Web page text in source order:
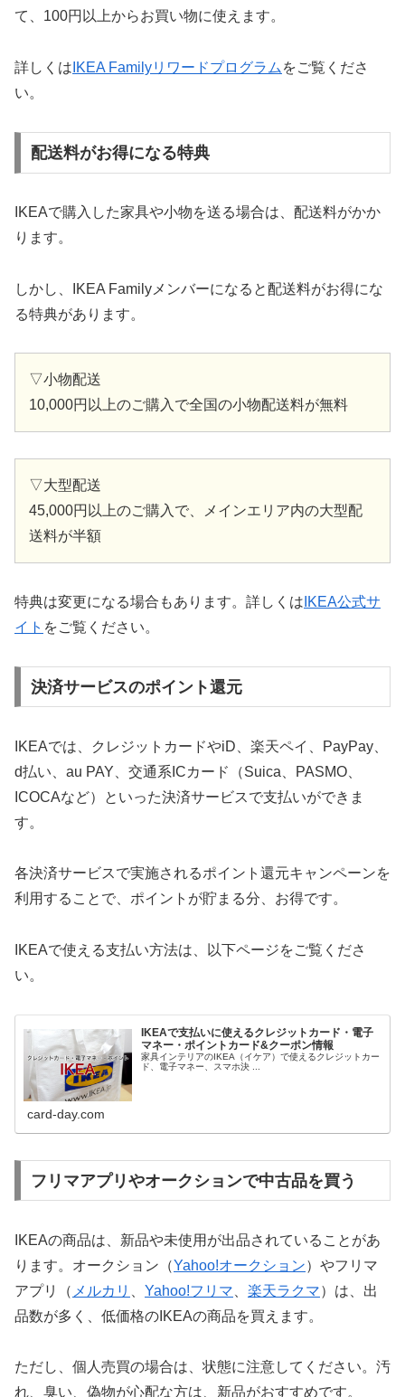
て、100円以上からお買い物に使えます。
詳しくは IKEA Familyリワードプログラム をご覧くださ
い。
配送料がお得になる特典
IKEAで購入した家具や小物を送る場合は、配送料がかか
ります。
しかし、IKEA Familyメンバーになると配送料がお得にな
る特典があります。
▽小物配送
10,000円以上のご購入で全国の小物配送料が無料
▽大型配送
45,000円以上のご購入で、メインエリア内の大型配
送料が半額
特典は変更になる場合もあります。詳しくは IKEA公式サ
イト をご覧ください。
決済サービスのポイント還元
IKEAでは、クレジットカードやiD、楽天ペイ、PayPay、
d払い、au PAY、交通系ICカード（Suica、PASMO、
ICOCAなど）といった決済サービスで支払いができま
す。
各決済サービスで実施されるポイント還元キャンペーンを
利用することで、ポイントが貯まる分、お得です。
IKEAで使える支払い方法は、以下ページをご覧くださ
い。
IKEAで支払いに使えるクレジットカード・電子
マネー・ポイントカード&クーポン情報
家具インテリアのIKEA（イケア）で使えるクレジットカー
ド、電子マネー、スマホ決 ...
card-day.com
フリマアプリやオークションで中古品を買う
IKEAの商品は、新品や未使用が出品されていることがあ
ります。オークション（Yahoo!オークション）やフリマ
アプリ（ メルカリ Yahoo!フリマ 楽天ラクマ）は、出
品数が多く、低価格のIKEAの商品を買えます。
ただし、個人売買の場合は、状態に注意してください。汚
れ、臭い、偽物が心配な方は、新品がおすすめです。